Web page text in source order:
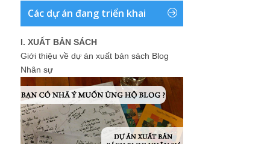
Các dự án đang triển khai
I. XUẤT BẢN SÁCH
Giới thiệu về dự án xuất bản sách Blog
Nhân sự